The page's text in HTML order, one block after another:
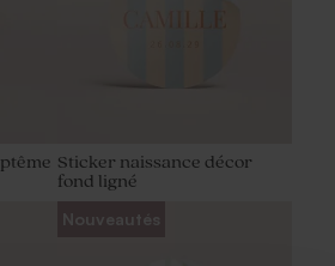
Pochon à dragées baptême
Sticker naissance décor
fond ligné
Nouveautés